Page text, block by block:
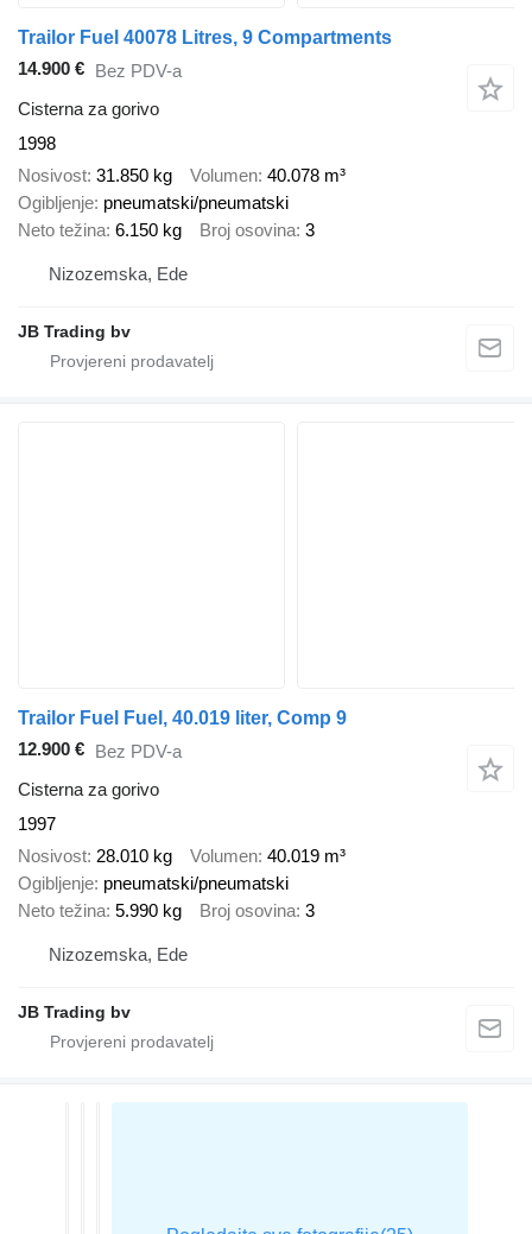
Trailor Fuel 40078 Litres, 9 Compartments
14.900 € Bez PDV-a
Cisterna za gorivo
1998
Nosivost 31.850 kg Volumen 40.078 m³
Ogibljenje pneumatski/pneumatski
Neto težina 6.150 kg Broj osovina 3
Nizozemska, Ede
JB Trading bv
Trailor Fuel Fuel, 40.019 liter, Comp 9
12.900 € Bez PDV-a
Cisterna za gorivo
1997
Nosivost 28.010 kg Volumen 40.019 m³
Ogibljenje pneumatski/pneumatski
Neto težina 5.990 kg Broj osovina 3
Nizozemska, Ede
JB Trading bv